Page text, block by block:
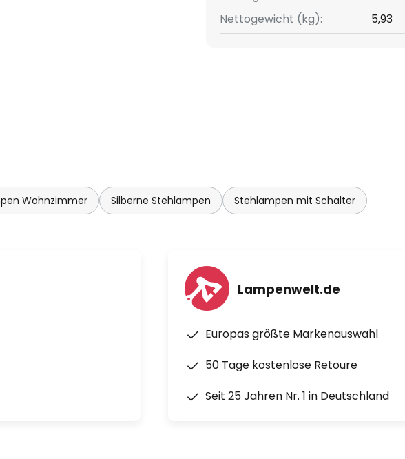
Nettogewicht (kg):
5,93
Wohnzimmer Silberne Stehlampen Stehlampen mit Schalter
Lampenwelt.de
Europas größte Markenauswahl
50 Tage kostenlose Retoure
Seit 25 Jahren Nr. 1 in Deutschland